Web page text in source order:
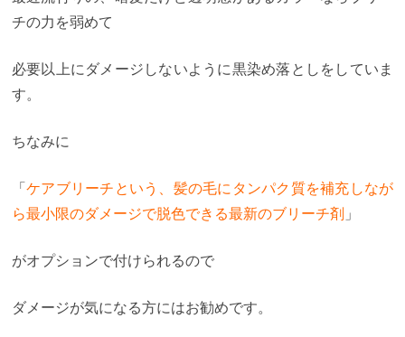
チの力を弱めて
必要以上にダメージしないように黒染め落としをしていま
す。
ちなみに
「ケアブリーチという、髪の毛にタンパク質を補充しなが
ら最小限のダメージで脱色できる最新のブリーチ剤 」
がオプションで付けられるので
ダメージが気になる方にはお勧めです。